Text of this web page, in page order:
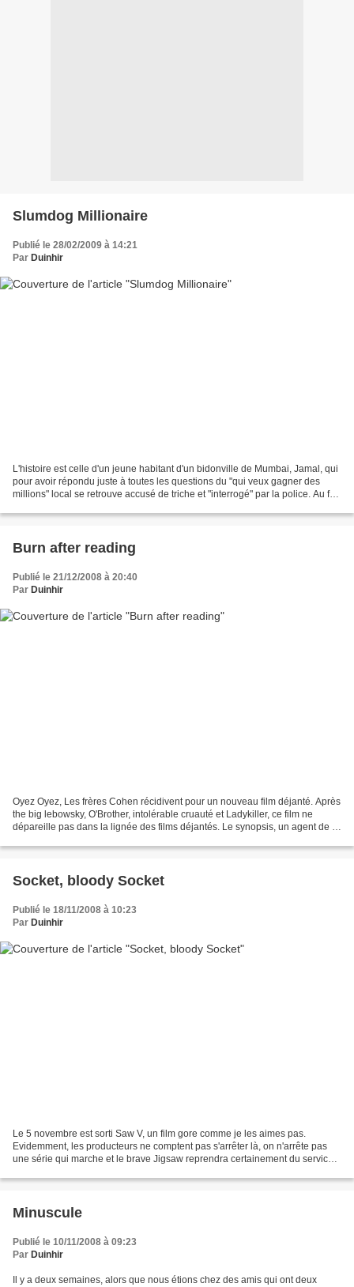
Slumdog Millionaire
Publié le 28/02/2009 à 14:21
Par Duinhir
L'histoire est celle d'un jeune habitant d'un bidonville de Mumbai, Jamal, qui
pour avoir répondu juste à toutes les questions du "qui veux gagner des
millions" local se retrouve accusé de triche et "interrogé" par la police. Au fut
Burn after reading
Publié le 21/12/2008 à 20:40
Par Duinhir
Oyez Oyez, Les frères Cohen récidivent pour un nouveau film déjanté. Après
the big lebowsky, O'Brother, intolérable cruauté et Ladykiller, ce film ne
dépareille pas dans la lignée des films déjantés. Le synopsis, un agent de la
Socket, bloody Socket
Publié le 18/11/2008 à 10:23
Par Duinhir
Le 5 novembre est sorti Saw V, un film gore comme je les aimes pas.
Evidemment, les producteurs ne comptent pas s'arrêter là, on n'arrête pas
une série qui marche et le brave Jigsaw reprendra certainement du service.
Minuscule
Publié le 10/11/2008 à 09:23
Par Duinhir
Il y a deux semaines, alors que nous étions chez des amis qui ont deux